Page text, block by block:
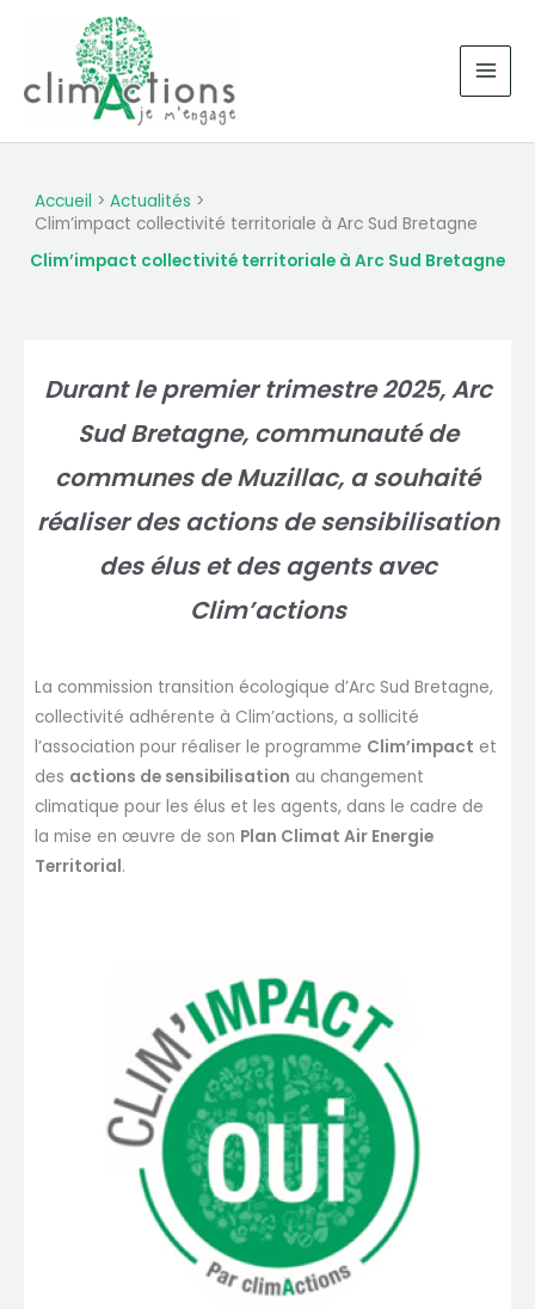
contenu
Accueil
Actualités
Clim’impact collectivité territoriale à Arc Sud Bretagne
Clim’impact collectivité territoriale à Arc Sud Bretagne
Durant le premier trimestre 2025, Arc
Sud Bretagne, communauté de
communes de Muzillac, a souhaité
réaliser des actions de sensibilisation
des élus et des agents avec
Clim’actions
La commission transition écologique d’Arc Sud Bretagne,
collectivité adhérente à Clim’actions, a sollicité
l’association pour réaliser le programme Clim’impact et
des actions de sensibilisation au changement
climatique pour les élus et les agents, dans le cadre de
la mise en œuvre de son Plan Climat Air Energie
Territorial.